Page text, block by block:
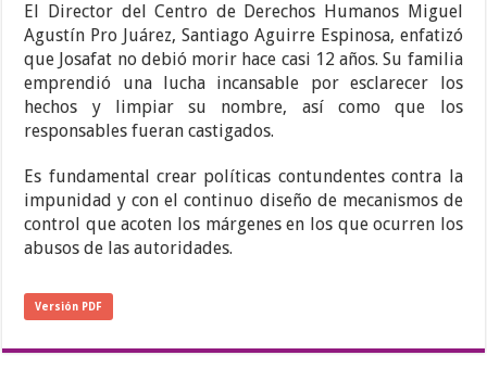
El Director del Centro de Derechos Humanos Miguel
Agustín Pro Juárez, Santiago Aguirre Espinosa, enfatizó
que Josafat no debió morir hace casi 12 años. Su familia
emprendió una lucha incansable por esclarecer los
hechos y limpiar su nombre, así como que los
responsables fueran castigados.
Es fundamental crear políticas contundentes contra la
impunidad y con el continuo diseño de mecanismos de
control que acoten los márgenes en los que ocurren los
abusos de las autoridades.
Versión PDF